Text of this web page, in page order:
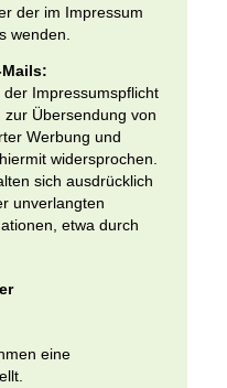
der im Impressum
wenden.
Impressumspflicht
Übersendung von
Werbung und
widersprochen.
sich ausdrücklich
unverlangten
etwa durch
eine